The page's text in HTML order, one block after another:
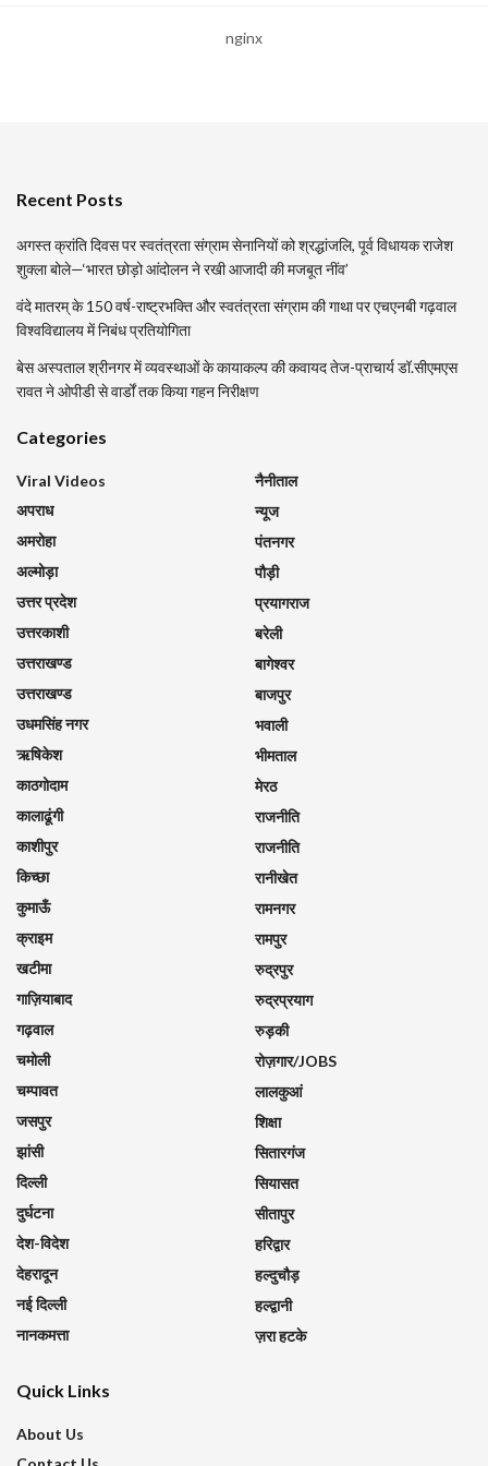
nginx
Recent Posts
अगस्त क्रांति दिवस पर स्वतंत्रता संग्राम सेनानियों को श्रद्धांजलि, पूर्व विधायक राजेश
शुक्ला बोले—‘भारत छोड़ो आंदोलन ने रखी आजादी की मजबूत नींव’
वंदे मातरम् के 150 वर्ष-राष्ट्रभक्ति और स्वतंत्रता संग्राम की गाथा पर एचएनबी गढ़वाल
विश्वविद्यालय में निबंध प्रतियोगिता
बेस अस्पताल श्रीनगर में व्यवस्थाओं के कायाकल्प की कवायद तेज-प्राचार्य डॉ.सीएमएस
रावत ने ओपीडी से वार्डों तक किया गहन निरीक्षण
Categories
Viral Videos
अपराध
अमरोहा
अल्मोड़ा
उत्तर प्रदेश
उत्तरकाशी
उत्तराखण्ड
उत्तराखण्ड
उधमसिंह नगर
ऋषिकेश
काठगोदाम
कालाढूंगी
काशीपुर
किच्छा
कुमाऊँ
क्राइम
खटीमा
गाज़ियाबाद
गढ़वाल
चमोली
चम्पावत
जसपुर
झांसी
दिल्ली
दुर्घटना
देश-विदेश
देहरादून
नई दिल्ली
नानकमत्ता
नैनीताल
न्यूज
पंतनगर
पौड़ी
प्रयागराज
बरेली
बागेश्वर
बाजपुर
भवाली
भीमताल
मेरठ
राजनीति
राजनीति
रानीखेत
रामनगर
रामपुर
रुद्रपुर
रुद्रप्रयाग
रुड़की
रोज़गार/JOBS
लालकुआं
शिक्षा
सितारगंज
सियासत
सीतापुर
हरिद्वार
हल्दुचौड़
हल्द्वानी
ज़रा हटके
Quick Links
About Us